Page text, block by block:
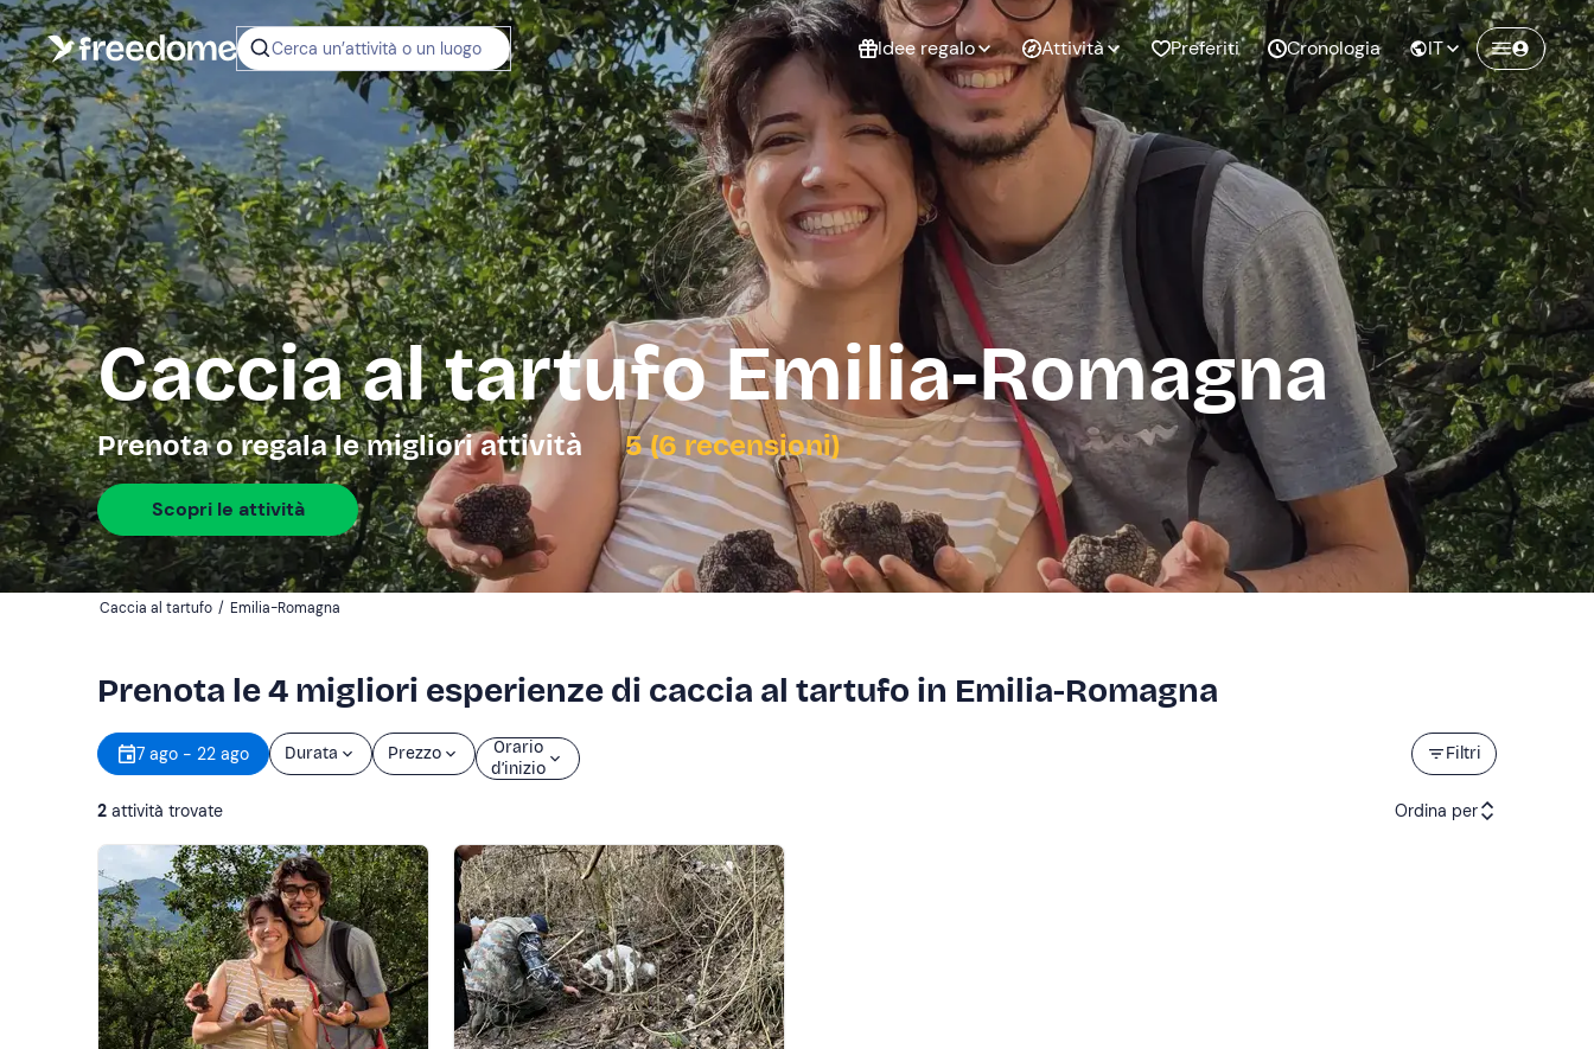
Cerca un’attività o un luogo Idee regalo
Non sai cosa
regalare?
Gift Card Freedome
Un regalo digitale che
lascia la libertà di
scegliere esperienze
outdoor in tutta Italia.
Regala una Gift Card
Esperienze da
regalare
Esperienze di
coppia
Compleanno
Laurea
Addio al
celibato
Addio al
nubilato
Attività Preferiti Cronologia IT
Caccia al tartufo Emilia-Romagna
Prenota o regala le migliori attività 5 (6 recensioni)
Scopri le attività
Caccia al tartufo / Emilia-Romagna
Prenota le 4 migliori esperienze di caccia al tartufo in Emilia-Romagna
Filtri
7 ago - 22 ago Durata Prezzo
Orario
d’inizio
2 attività trovate Ordina per
Crea un account Freedome
Unisciti a una community di avventurieri
come te e colleziona ricordi indimenticabili!
Continua con l'email